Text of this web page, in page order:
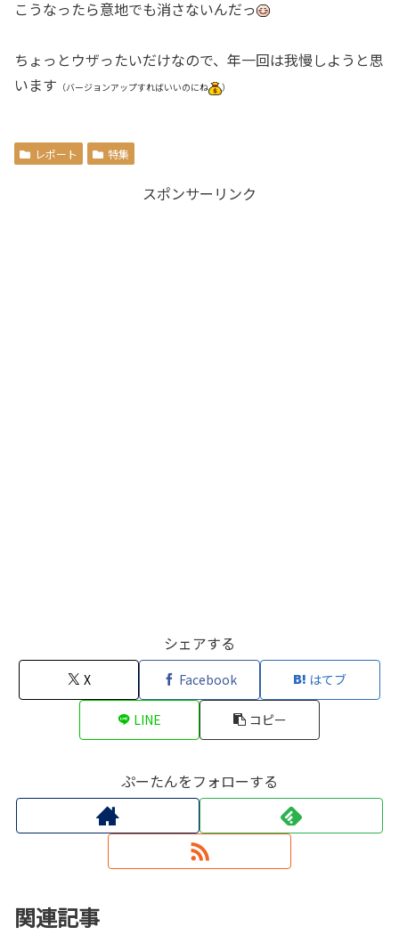
こうなったら意地でも消さないんだっ
ちょっとウザったいだけなので、年一回は我慢しようと思
います （バージョンアップすればいいのにね ）
レポート 特集
スポンサーリンク
シェアする
X Facebook はてブ
LINE コピー
ぷーたんをフォローする
関連記事